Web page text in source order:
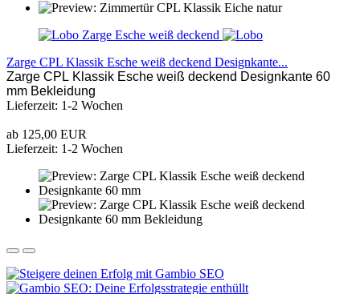
Zarge CPL Klassik Esche weiß deckend Designkante...
Zarge CPL Klassik Esche weiß deckend Designkante 60
mm Bekleidung
Lieferzeit: 1-2 Wochen
ab 125,00 EUR
Lieferzeit: 1-2 Wochen